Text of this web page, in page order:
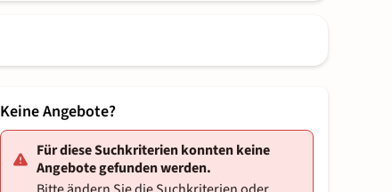
Keine Angebote?
Für diese Suchkriterien konnten keine
Angebote gefunden werden.